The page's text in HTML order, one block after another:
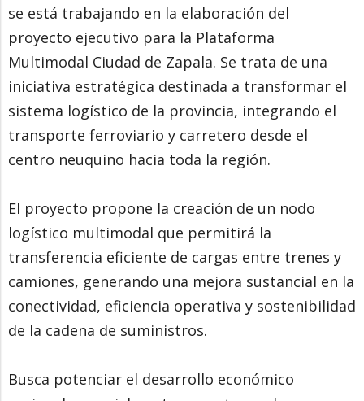
se está trabajando en la elaboración del
proyecto ejecutivo para la Plataforma
Multimodal Ciudad de Zapala. Se trata de una
iniciativa estratégica destinada a transformar el
sistema logístico de la provincia, integrando el
transporte ferroviario y carretero desde el
centro neuquino hacia toda la región.
El proyecto propone la creación de un nodo
logístico multimodal que permitirá la
transferencia eficiente de cargas entre trenes y
camiones, generando una mejora sustancial en la
conectividad, eficiencia operativa y sostenibilidad
de la cadena de suministros.
Busca potenciar el desarrollo económico